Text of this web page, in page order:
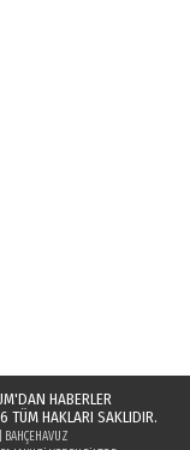
HABERLER
HAKLARI SAKLIDIR.
BAHÇEHAVUZ